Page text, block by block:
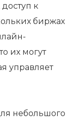
к
биржах
их могут
управляет
небольшого